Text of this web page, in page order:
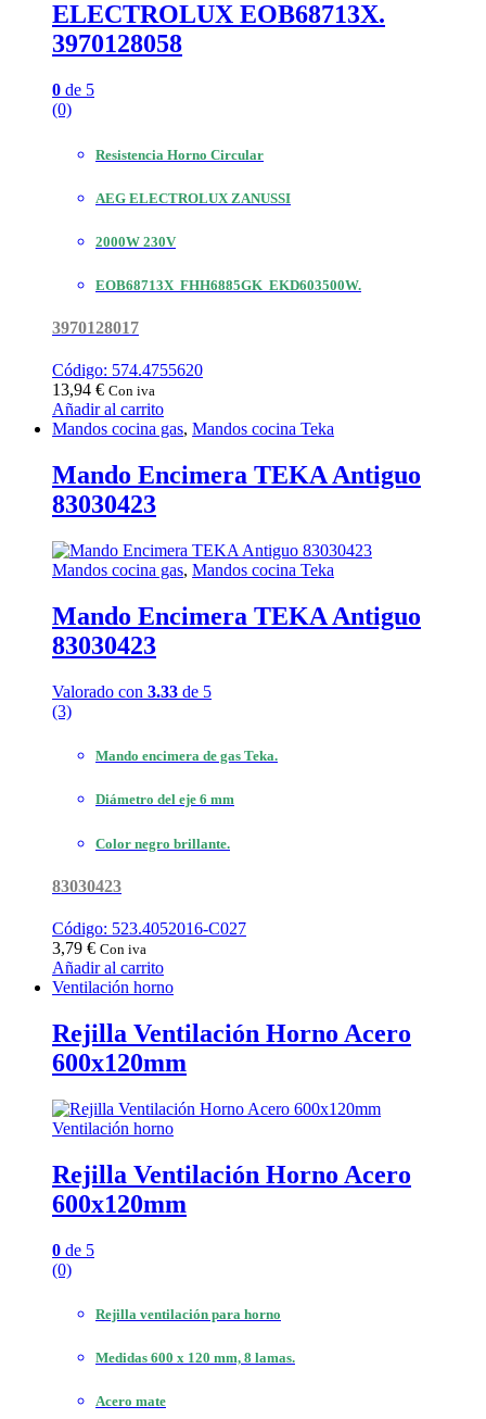
ELECTROLUX EOB68713X.
3970128058
0 de 5
(0)
Resistencia Horno Circular
AEG ELECTROLUX ZANUSSI
2000W 230V
EOB68713X FHH6885GK EKD603500W.
3970128017
Código: 574.4755620
13,94 € Con iva
Añadir al carrito
Mandos cocina gas, Mandos cocina Teka
Mando Encimera TEKA Antiguo
83030423
Mandos cocina gas, Mandos cocina Teka
Mando Encimera TEKA Antiguo
83030423
Valorado con 3.33 de 5
(3)
Mando encimera de gas Teka.
Diámetro del eje 6 mm
Color negro brillante.
83030423
Código: 523.4052016-C027
3,79 € Con iva
Añadir al carrito
Ventilación horno
Rejilla Ventilación Horno Acero
600x120mm
Ventilación horno
Rejilla Ventilación Horno Acero
600x120mm
0 de 5
(0)
Rejilla ventilación para horno
Medidas 600 x 120 mm, 8 lamas.
Acero mate